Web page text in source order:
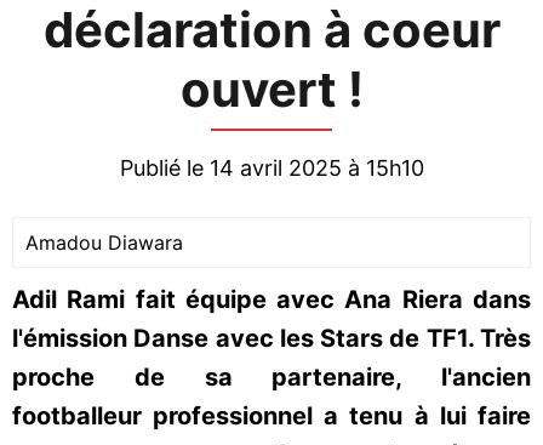
déclaration à coeur
ouvert !
Publié le 14 avril 2025 à 15h10
Amadou Diawara
Adil Rami fait équipe avec Ana Riera dans
l'émission Danse avec les Stars de TF1. Très
proche de sa partenaire, l'ancien
footballeur professionnel a tenu à lui faire